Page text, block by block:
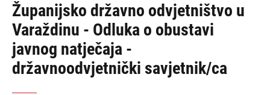
Županijsko državno odvjetništvo u
Varaždinu - Odluka o obustavi
javnog natječaja -
državnoodvjetnički savjetnik/ca